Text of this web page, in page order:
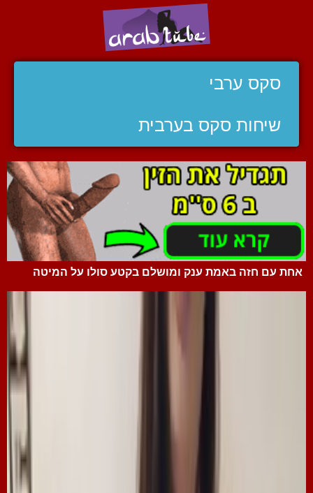
סקס ערבי
שיחות סקס בערבית
אחת עם חזה באמת ענק ומושלם בקטע סולו על המיטה